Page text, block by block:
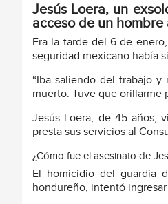
Jesús Loera, un
acceso de un
Era la tarde del 6 de
seguridad mexicano había
“Iba saliendo del trabajo
muerto. Tuve que orillarme
Jesús Loera, de 45 años,
presta sus servicios al
¿Cómo fue el asesinato de
El homicidio del guardia
hondureño, intentó